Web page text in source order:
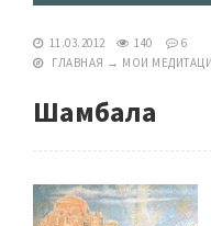
11.03.2012 140
6
ГЛАВНАЯ → МОИ
Шамбала